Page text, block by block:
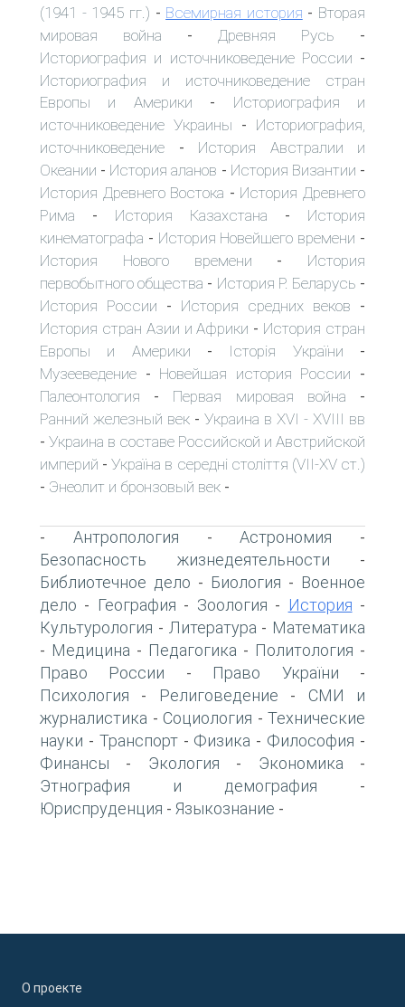
(1941 - 1945 гг.) - Всемирная история - Вторая
мировая война - Древняя Русь -
Историография и источниковедение России -
Историография и источниковедение стран
Европы и Америки - Историография и
источниковедение Украины - Историография,
источниковедение - История Австралии и
Океании - История аланов - История Византии -
История Древнего Востока - История Древнего
Рима - История Казахстана - История
кинематографа - История Новейшего времени -
История Нового времени - История
первобытного общества - История Р. Беларусь -
История России - История средних веков -
История стран Азии и Африки - История стран
Европы и Америки - Історія України -
Музееведение - Новейшая история России -
Палеонтология - Первая мировая война -
Ранний железный век - Украина в XVI - XVIII вв
- Украина в составе Российской и Австрийской
империй -Україна в середні століття (VII-XV ст.)
- Энеолит и бронзовый век -
- Антропология -Астрономия -
Безопасность жизнедеятельности -
Библиотечное дело - Биология - Военное
дело - География - Зоология - История -
Культурология - Литература - Математика
- Медицина - Педагогика - Политология -
Право России - Право України -
Психология - Религоведение - СМИ и
журналистика - Социология - Технические
науки - Транспорт- Физика - Философия -
Финансы - Экология - Экономика -
Этнография и демография -
Юриспруденция - Языкознание -
О проекте